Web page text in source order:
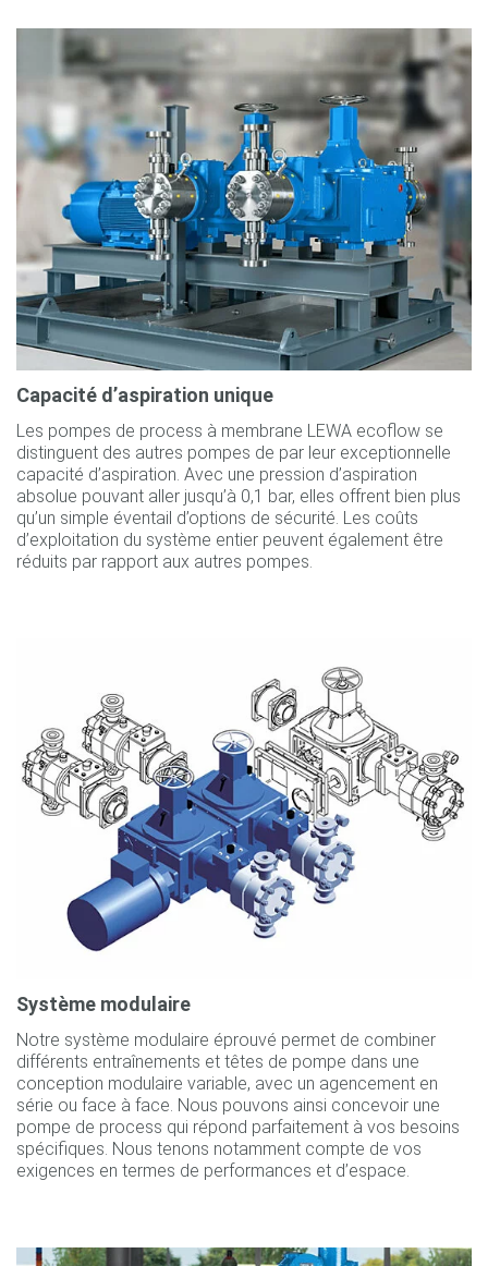
Capacité d’aspiration unique
Les pompes de process à membrane LEWA ecoflow se
distinguent des autres pompes de par leur exceptionnelle
capacité d’aspiration. Avec une pression d’aspiration
absolue pouvant aller jusqu’à 0,1 bar, elles offrent bien plus
qu’un simple éventail d’options de sécurité. Les coûts
d’exploitation du système entier peuvent également être
réduits par rapport aux autres pompes.
Système modulaire
Notre système modulaire éprouvé permet de combiner
différents entraînements et têtes de pompe dans une
conception modulaire variable, avec un agencement en
série ou face à face. Nous pouvons ainsi concevoir une
pompe de process qui répond parfaitement à vos besoins
spécifiques. Nous tenons notamment compte de vos
exigences en termes de performances et d’espace.